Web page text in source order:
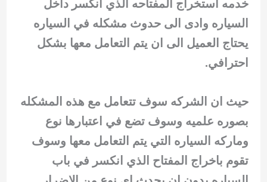
خدمه استخراج المفتاحه الذي انكسر داخل
السياره وادى الى حدوث مشكله في السياره
يحتاج العميل الى ان يتم التعامل معها بشكل
احترافي.
حيث ان الشركه سوف تتعامل مع هذه المشكله
بصوره علميه وسوف تضع في اعتبارها نوع
وماركه السياره التي يتم التعامل معها وسوف
تقوم باخراج المفتاح الذي انكسر في باب